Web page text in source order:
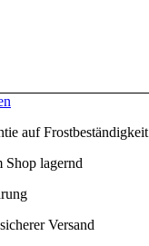
auf Frostbeständigkeit
lagernd
Versand